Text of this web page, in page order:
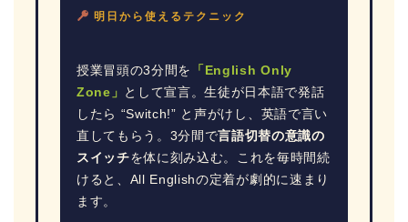
明日から使えるテクニック
授業冒頭の3分間を
「English Only
Zone」 として宣言。生徒が日本語で発話
したら “Switch!” と声がけし、英語で言い
直してもらう。3分間で言語切替の意識の
スイッチを体に刻み込む。これを毎時間続
けると、All Englishの定着が劇的に速まり
ます。